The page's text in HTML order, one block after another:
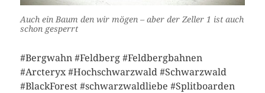
Auch ein Baum den wir mögen – aber der Zeller 1 ist auch
schon gesperrt
#Bergwahn #Feldberg #Feldbergbahnen
#Arcteryx #Hochschwarzwald #Schwarzwald
#BlackForest #schwarzwaldliebe #Splitboarden